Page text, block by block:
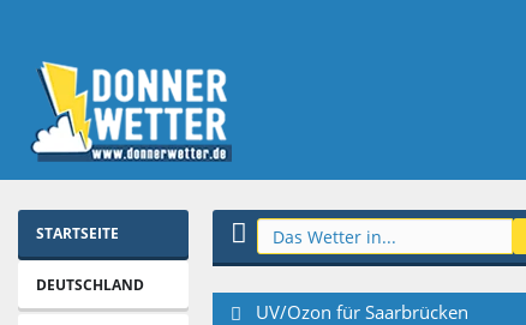
STARTSEITE
DEUTSCHLAND
UV/Ozon für Saarbrücken